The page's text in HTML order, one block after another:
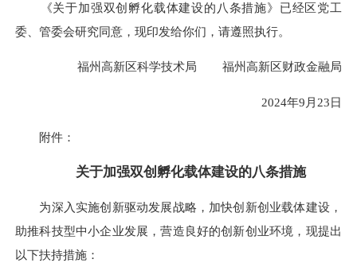
《关于加强双创孵化载体建设的八条措施》已经区党工
委、管委会研究同意，现印发给你们，请遵照执行。
福州高新区科学技术局 福州高新区财政金融局
2024年9月23日
附件：
关于加强双创 孵化载体建设的八条措施
为深入实施创新驱动发展战略，加快创新创业载体建设，
助推科技型中小企业发展，营造良好的创新创业环境，现提出
以下扶持措施：